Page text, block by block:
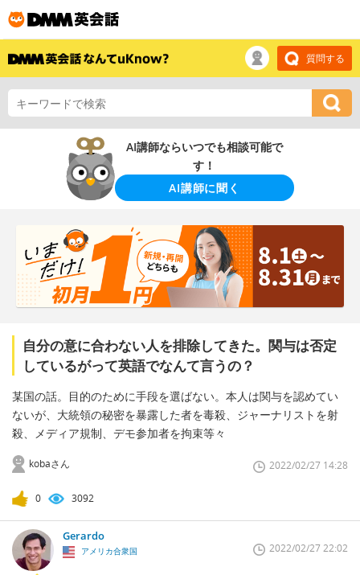
質問する
AI講師ならいつでも相談可能で
す！
AI講師に聞く
自分の意に合わない人を排除してきた。関与は否定
しているがって英語でなんて言うの？
某国の話。目的のために手段を選ばない。本人は関与を認めてい
ないが、大統領の秘密を暴露した者を毒殺、ジャーナリストを射
殺、メディア規制、デモ参加者を拘束等々
kobaさん 2022/02/27 14:28
0 3092
Gerardo
アメリカ合衆国 2022/02/27 22:02